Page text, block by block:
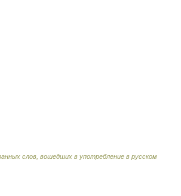
слов, вошедших в употребление в русском